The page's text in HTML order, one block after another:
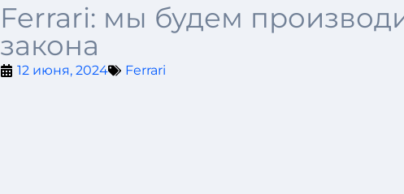
Ferrari: мы будем
закона
12 июня, 2024 Ferrari